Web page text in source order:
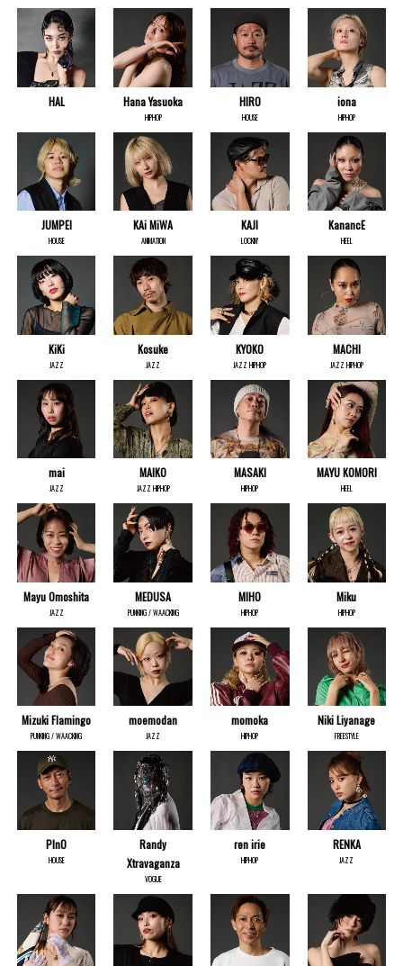
HAL Hana Yasuoka
HIPHOP
HIRO
HOUSE
iona
HIPHOP
JUMPEI
HOUSE
KAi MiWA
ANIMATION
KAJI
LOCKIN’
KanancE
HEEL
KiKi
JAZZ
Kosuke
JAZZ
KYOKO
JAZZ HIPHOP
MACHI
JAZZ HIPHOP
mai
JAZZ
MAIKO
JAZZ HIPHOP
MASAKI
HIPHOP
MAYU KOMORI
HEEL
Mayu Omoshita
JAZZ
MEDUSA
PUNKING / WAACKING
MIHO
HIPHOP
Miku
HIPHOP
Mizuki Flamingo
PUNKING / WAACKING
moemodan
JAZZ
momoka
HIPHOP
Niki Liyanage
FREESTYLE
PInO
HOUSE
Randy
Xtravaganza
VOGUE
ren irie
HIPHOP
RENKA
JAZZ